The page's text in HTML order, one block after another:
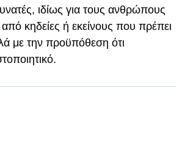
ιδίως για τους ανθρώπους
κηδείες ή εκείνους που πρέπει
με την προϋπόθεση ότι